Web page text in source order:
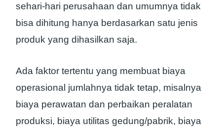
sehari-hari perusahaan dan umumnya tidak
bisa dihitung hanya berdasarkan satu jenis
produk yang dihasilkan saja.
Ada faktor tertentu yang membuat biaya
operasional jumlahnya tidak tetap, misalnya
biaya perawatan dan perbaikan peralatan
produksi, biaya utilitas gedung/pabrik, biaya